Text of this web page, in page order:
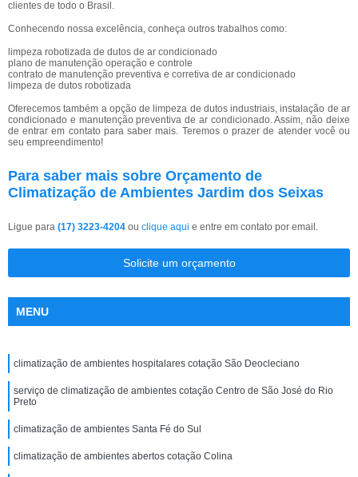
clientes de todo o Brasil.
Conhecendo nossa excelência, conheça outros trabalhos como:
limpeza robotizada de dutos de ar condicionado
plano de manutenção operação e controle
contrato de manutenção preventiva e corretiva de ar condicionado
limpeza de dutos robotizada
Oferecemos também a opção de limpeza de dutos industriais, instalação de ar
condicionado e manutenção preventiva de ar condicionado. Assim, não deixe
de entrar em contato para saber mais. Teremos o prazer de atender você ou
seu empreendimento!
Para saber mais sobre Orçamento de
Climatização de Ambientes Jardim dos Seixas
Ligue para (17) 3223-4204 ou clique aqui e entre em contato por email.
Solicite um orçamento
MENU
climatização de ambientes hospitalares cotação São Deocleciano
serviço de climatização de ambientes cotação Centro de São José do Rio
Preto
climatização de ambientes Santa Fé do Sul
climatização de ambientes abertos cotação Colina